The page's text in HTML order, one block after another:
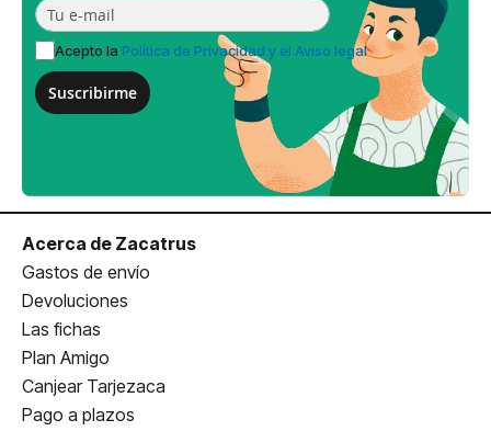
Acepto la Política de Privacidad y el Aviso legal
Suscribirme
Acerca de Zacatrus
Gastos de envío
Devoluciones
Las fichas
Plan Amigo
Canjear Tarjezaca
Pago a plazos